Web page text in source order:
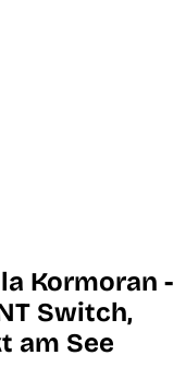
Kormoran -
Switch,
am See